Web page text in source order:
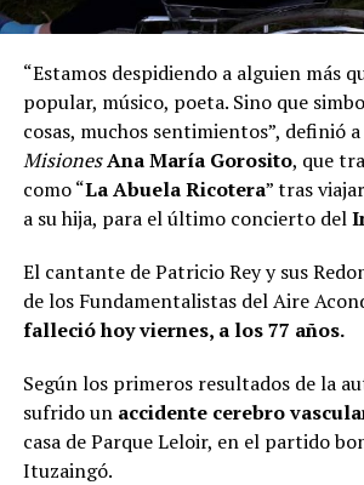
“Estamos despidiendo a alguien más
popular, músico, poeta. Sino que
cosas, muchos sentimientos”, definió a
MisionesAna María Gorosito, que
como “La Abuela Ricotera” tras
a su hija, para el último concierto del
El cantante de Patricio Rey y sus
de los Fundamentalistas del Aire
falleció hoy viernes, a los 77 años.
Según los primeros resultados de la
sufrido unaccidente cerebro
casa de Parque Leloir, en el partido
Ituzaingó.